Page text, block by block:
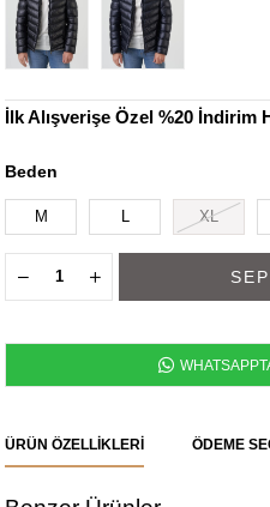
İlk Alışverişe Özel %20 İndirim
Beden
M XL
ÜRÜN ÖZELLIKLERI ÖDEME